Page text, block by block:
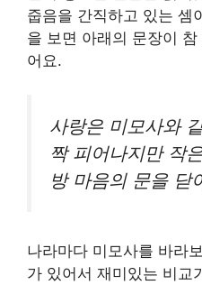
줍음을 간직하고 있는 셈
을 보면 아래의 문장이
어요.
사랑은 미모사와
짝 피어나지만 작
방 마음의 문을 닫
나라마다 미모사를 바라
가 있어서 재미있는 비교